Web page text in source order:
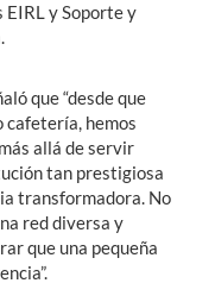
y Soporte y
que “desde que
cafetería, hemos
allá de servir
tan prestigiosa
transformadora. No
red diversa y
que una pequeña